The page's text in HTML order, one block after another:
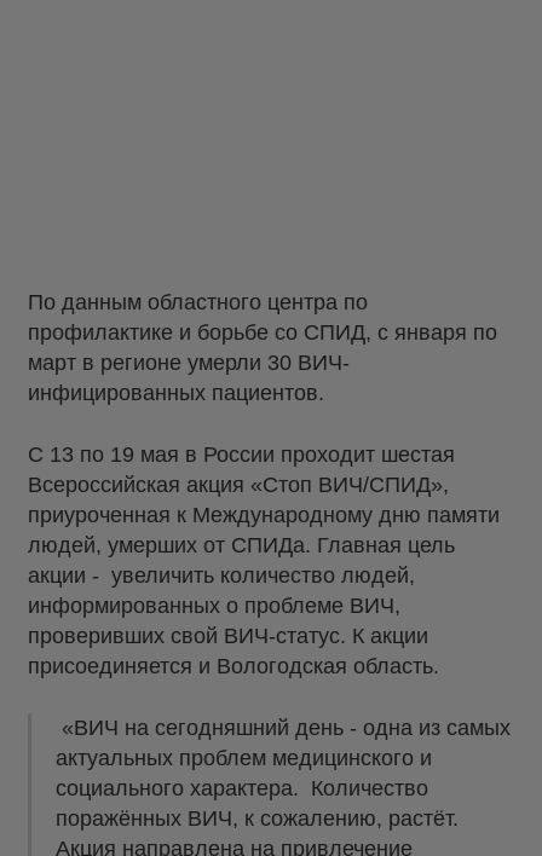
По данным областного центра по
профилактике и борьбе со СПИД, с января по
март в регионе умерли 30 ВИЧ-
инфицированных пациентов.
С 13 по 19 мая в России проходит шестая
Всероссийская акция «Стоп ВИЧ/СПИД»,
приуроченная к Международному дню памяти
людей, умерших от СПИДа. Главная цель
акции - увеличить количество людей,
информированных о проблеме ВИЧ,
проверивших свой ВИЧ-статус. К акции
присоединяется и Вологодская область.
«ВИЧ на сегодняшний день - одна из самых
актуальных проблем медицинского и
социального характера. Количество
поражённых ВИЧ, к сожалению, растёт.
Акция направлена на привлечение